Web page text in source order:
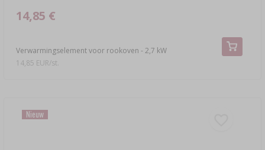
Verwarmingselement voor rookoven - 2,7 kW
14,85 €
14,85 EUR/st.
Nieuw